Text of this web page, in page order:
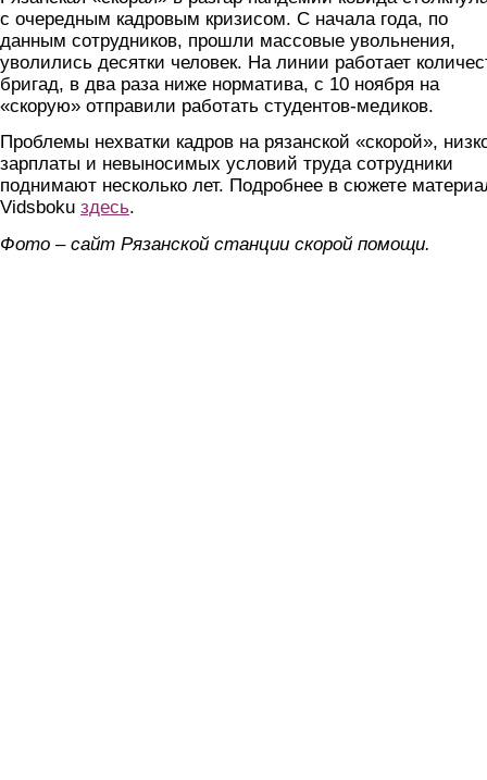
с очередным кадровым кризисом. С начала года, по
данным сотрудников, прошли массовые увольнения,
уволились десятки человек. На линии работает
бригад, в два раза ниже норматива, с 10 ноября на
«скорую» отправили работать студентов-медиков.
Проблемы нехватки кадров на рязанской «скорой»,
зарплаты и невыносимых условий труда сотрудники
поднимают несколько лет. Подробнее в сюжете
Vidsboku здесь.
Фото – сайт Рязанской станции скорой помощи.